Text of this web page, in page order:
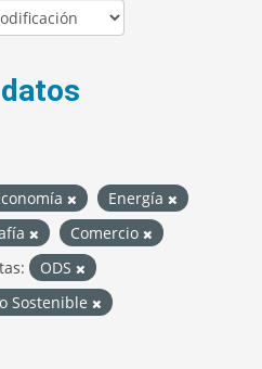
Energía
Comercio
ODS
Sostenible